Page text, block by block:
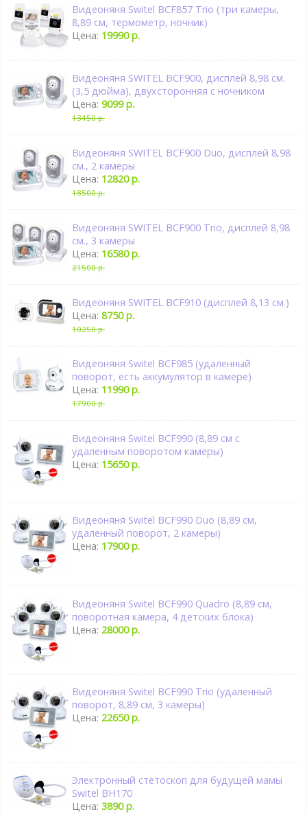
Видеоняня Switel BCF857 Trio (три камеры,
8,89 см, термометр, ночник)
Цена: 19990 р.
Видеоняня SWITEL BCF900, дисплей 8,98 см.
(3,5 дюйма), двухсторонняя с ночником
Цена:9099 р.
13450 р.
Видеоняня SWITEL BCF900 Duo, дисплей 8,98
см., 2 камеры
Цена: 12820 р.
18500 р.
Видеоняня SWITEL BCF900 Trio, дисплей 8,98
см., 3 камеры
Цена: 16580 р.
21500 р.
Видеоняня SWITEL BCF910 (дисплей 8,13 см.)
Цена:8750 р.
10250 р.
Видеоняня Switel BCF985 (удаленный
поворот, есть аккумулятор в камере)
Цена: 11990 р.
17900 р.
Видеоняня Switel BCF990 (8,89 см с
удаленным поворотом камеры)
Цена: 15650 р.
Видеоняня Switel BCF990 Duo (8,89 см,
удаленный поворот, 2 камеры)
Цена: 17900 р.
Видеоняня Switel BCF990 Quadro (8,89 см,
поворотная камера, 4 детских блока)
Цена: 28000 р.
Видеоняня Switel BCF990 Trio (удаленный
поворот, 8,89 см, 3 камеры)
Цена: 22650 р.
Электронный стетоскоп для будущей мамы
Switel BH170
Цена:3890 р.